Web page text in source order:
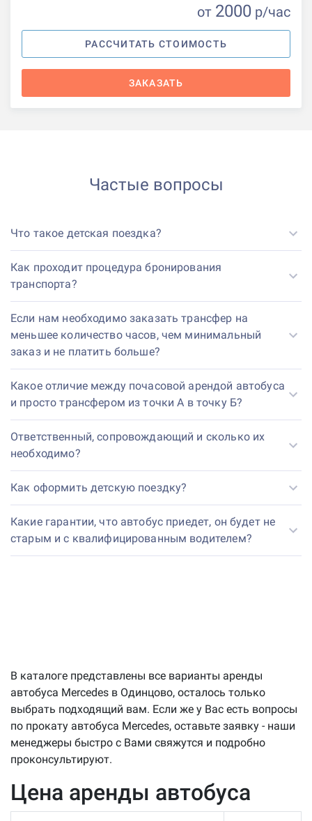
от 2000 р/час
РАССЧИТАТЬ СТОИМОСТЬ
ЗАКАЗАТЬ
Частые вопросы
Что такое детская поездка?
Как проходит процедура бронирования
транспорта?
Если нам необходимо заказать трансфер на
меньшее количество часов, чем минимальный
заказ и не платить больше?
Какое отличие между почасовой арендой автобуса
и просто трансфером из точки А в точку Б?
Ответственный, сопровождающий и сколько их
необходимо?
Как оформить детскую поездку?
Какие гарантии, что автобус приедет, он будет не
старым и с квалифицированным водителем?
В каталоге представлены все варианты аренды
автобуса Mercedes в Одинцово, осталось только
выбрать подходящий вам. Если же у Вас есть вопросы
по прокату автобуса Mercedes, оставьте заявку - наши
менеджеры быстро с Вами свяжутся и подробно
проконсультируют.
Цена аренды автобуса